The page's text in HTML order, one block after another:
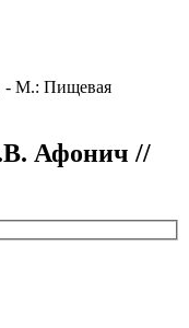
- М.: Пищевая
Афонич //